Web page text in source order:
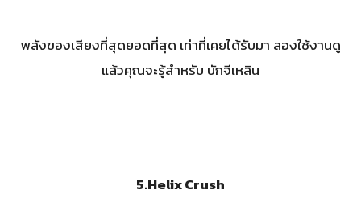
พลังของเสียงที่สุดยอดที่สุด เท่าที่เคยได้รับมา ลองใช้งานดู
แล้วคุณจะรู้สำหรับ บักจีเหลิน
5.Helix Crush